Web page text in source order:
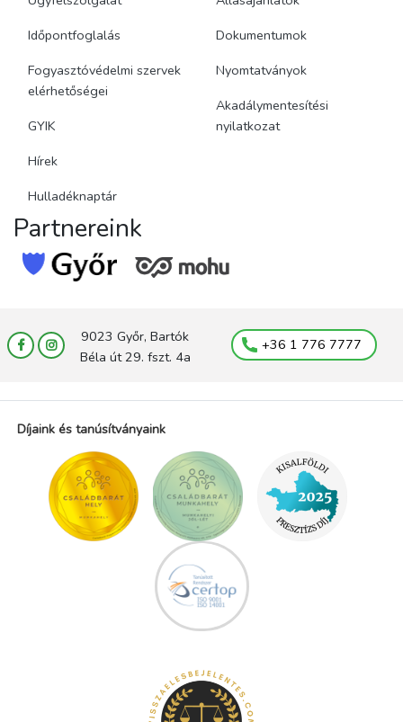
Időpontfoglalás
Fogyasztóvédelmi szervek
elérhetőségei
GYIK
Hírek
Hulladéknaptár
Dokumentumok
Nyomtatványok
Akadálymentesítési
nyilatkozat
Partnereink
9023 Győr, Bartók
Béla út 29. fszt. 4a
+36 1 776 7777
Díjaink és tanúsítványaink